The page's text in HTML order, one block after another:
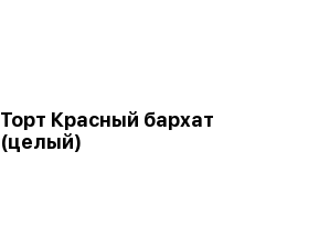
Торт Красный бархат
(целый)